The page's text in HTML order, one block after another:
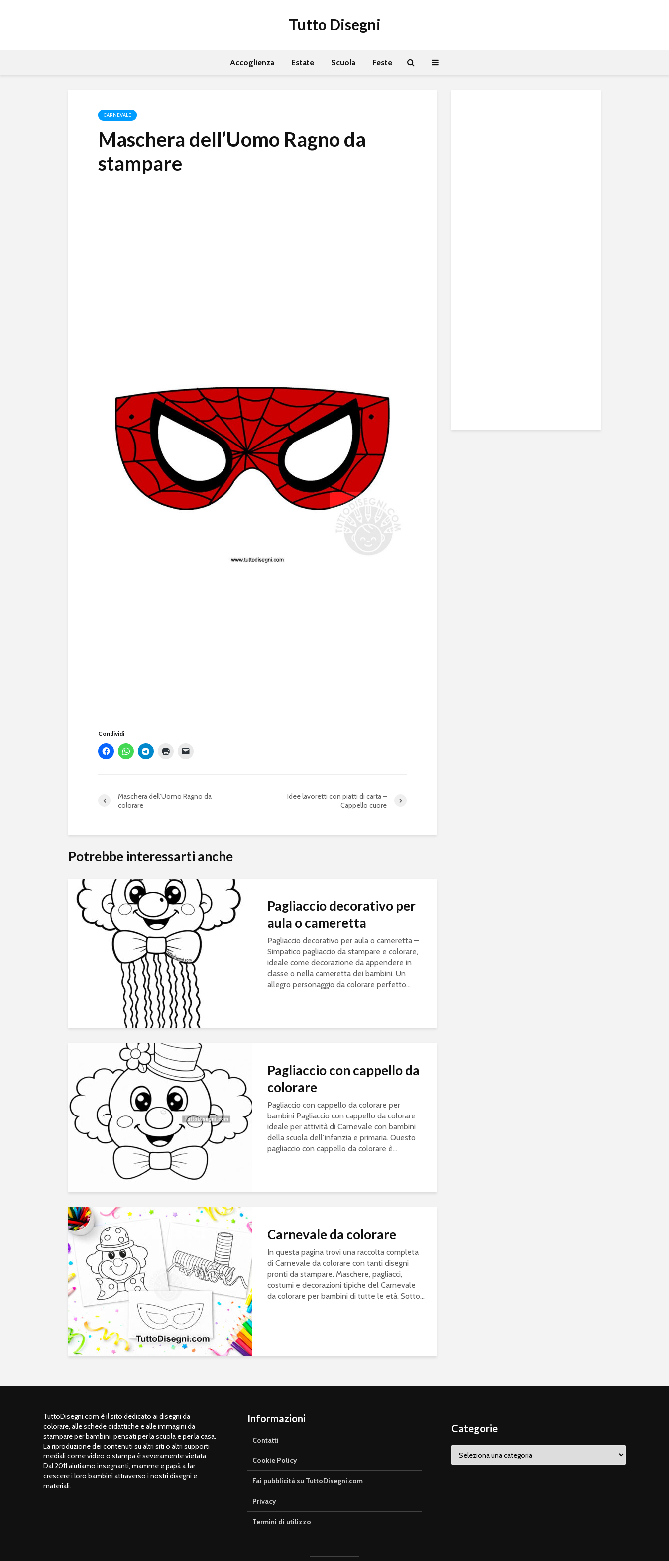
Tutto Disegni
Accoglienza Estate Scuola Feste
CARNEVALE
Maschera dell’Uomo Ragno da
stampare
Condividi
Maschera dell’Uomo Ragno da
colorare
Idee lavoretti con piatti di carta –
Cappello cuore
Potrebbe interessarti anche
Pagliaccio decorativo per
aula o cameretta
Pagliaccio decorativo per aula o cameretta –
Simpatico pagliaccio da stampare e colorare,
ideale come decorazione da appendere in
classe o nella cameretta dei bambini. Un
allegro personaggio da colorare perfetto...
Pagliaccio con cappello da
colorare
Pagliaccio con cappello da colorare per
bambini Pagliaccio con cappello da colorare
ideale per attività di Carnevale con bambini
della scuola dell’infanzia e primaria. Questo
pagliaccio con cappello da colorare è...
Carnevale da colorare
In questa pagina trovi una raccolta completa
di Carnevale da colorare con tanti disegni
pronti da stampare. Maschere, pagliacci,
costumi e decorazioni tipiche del Carnevale
da colorare per bambini di tutte le età. Sotto...
TuttoDisegni.com è il sito dedicato ai disegni da
colorare, alle schede didattiche e alle immagini da
stampare per bambini, pensati per la scuola e per la casa.
La riproduzione dei contenuti su altri siti o altri supporti
mediali come video o stampa è severamente vietata.
Dal 2011 aiutiamo insegnanti, mamme e papà a far
crescere i loro bambini attraverso i nostri disegni e
materiali.
Informazioni
Contatti
Cookie Policy
Fai pubblicità su TuttoDisegni.com
Privacy
Termini di utilizzo
Categorie